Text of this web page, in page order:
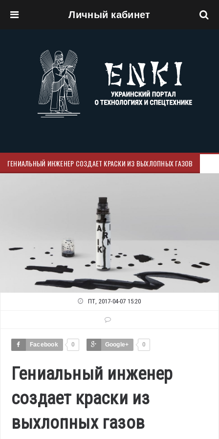
Личный кабинет
ГЕНИАЛЬНЫЙ ИНЖЕНЕР СОЗДАЕТ КРАСКИ ИЗ ВЫХЛОПНЫХ ГАЗОВ
ПТ, 2017-04-07 15:20
Facebook 0 Google+ 0
Гениальный инженер
создает краски из
выхлопных газов